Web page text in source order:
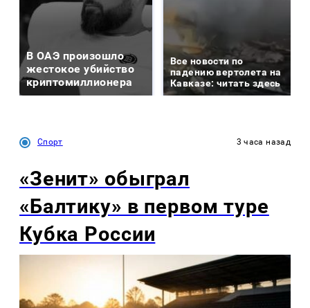
В ОАЭ произошло
жестокое убийство
криптомиллионера
Все новости по
падению вертолета на
Кавказе: читать здесь
Спорт 3 часа назад
«Зенит» обыграл
«Балтику» в первом туре
Кубка России